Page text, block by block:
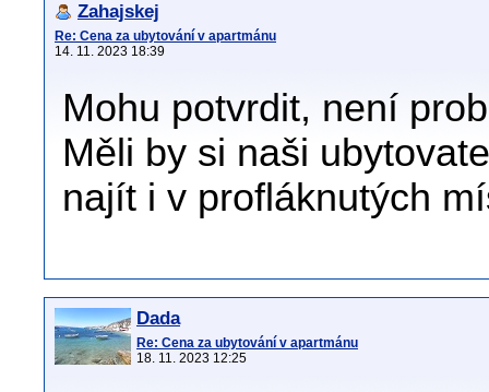
Zahajskej
Re: Cena za ubytování v apartmánu
14. 11. 2023 18:39
Mohu potvrdit, není
Měli by si naši
najít i v profláknutých
Dada
Re: Cena za ubytování v apartmánu
18. 11. 2023 12:25